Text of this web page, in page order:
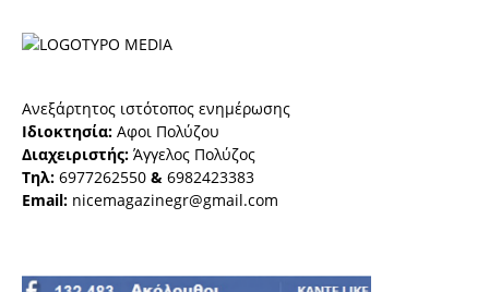
Ανεξάρτητος ιστότοπος ενημέρωσης
Ιδιοκτησία: Αφοι Πολύζου
Διαχειριστής: Άγγελος Πολύζος
Τηλ: 6977262550 & 6982423383
Email: nicemagazinegr@gmail.com